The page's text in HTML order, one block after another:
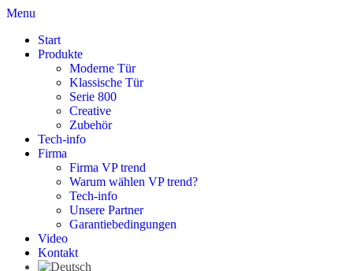
Menu
Start
Produkte
Moderne Tür
Klassische Tür
Serie 800
Creative
Zubehör
Tech-info
Firma
Firma VP trend
Warum wählen VP trend?
Tech-info
Unsere Partner
Garantiebedingungen
Video
Kontakt